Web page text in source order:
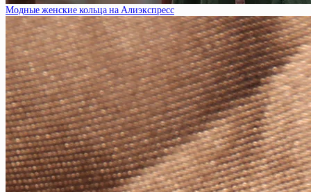
Модные женские кольца на Алиэкспресс